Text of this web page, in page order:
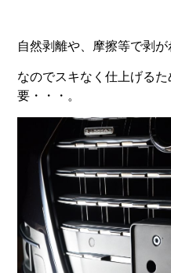
自然剥離や、摩擦等で剥が
なのでスキなく仕上げる
要・・・。